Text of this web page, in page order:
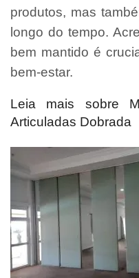
produtos, mas
longo do tempo.
bem mantido é
bem-estar.
Leia mais sobre
Articuladas Dobrada